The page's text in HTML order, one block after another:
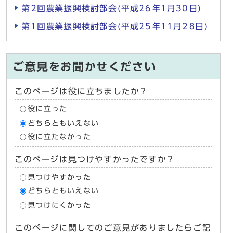
第2回農業振興検討部会(平成26年1月30日)
第1回農業振興検討部会(平成25年11月28日)
ご意見をお聞かせください
このページは役に立ちましたか？
役に立った
どちらともいえない
役に立たなかった
このページは見つけやすかったですか？
見つけやすかった
どちらともいえない
見つけにくかった
このページに関してのご意見がありましたらご記